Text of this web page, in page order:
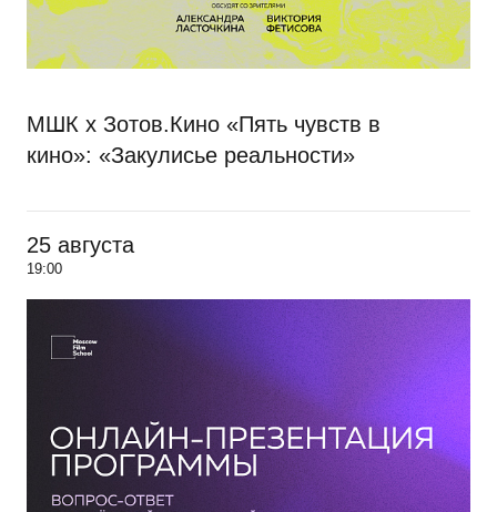
МШК х Зотов.Кино «Пять чувств в
кино»: «Закулисье реальности»
25 августа
19:00